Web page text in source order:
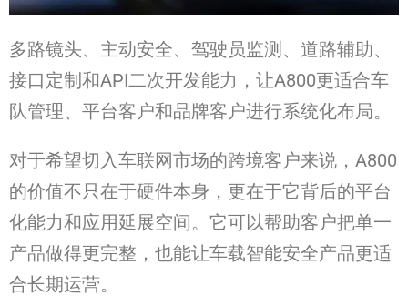
多路镜头、主动安全、驾驶员监测、道路辅助、
接口定制和API二次开发能力，让A800更适合车
队管理、平台客户和品牌客户进行系统化布局。
对于希望切入车联网市场的跨境客户来说，A800
的价值不只在于硬件本身，更在于它背后的平台
化能力和应用延展空间。它可以帮助客户把单一
产品做得更完整，也能让车载智能安全产品更适
合长期运营。